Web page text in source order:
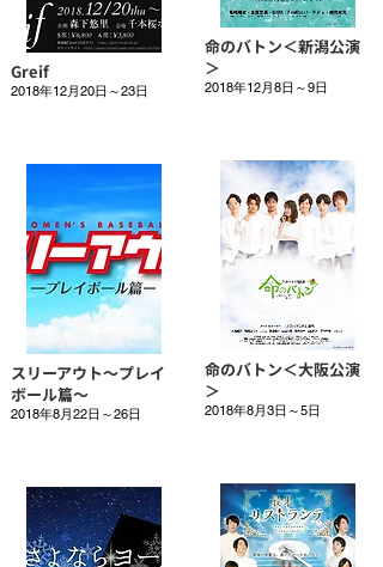
Greif
2018年12月20日～23日
スリーアウト～プレイ
ボール篇～
2018年8月22日～26日
命のバトン＜新潟公演
＞
2018年12月8日～9日
命のバトン＜大阪公演
＞
2018年8月3日～5日